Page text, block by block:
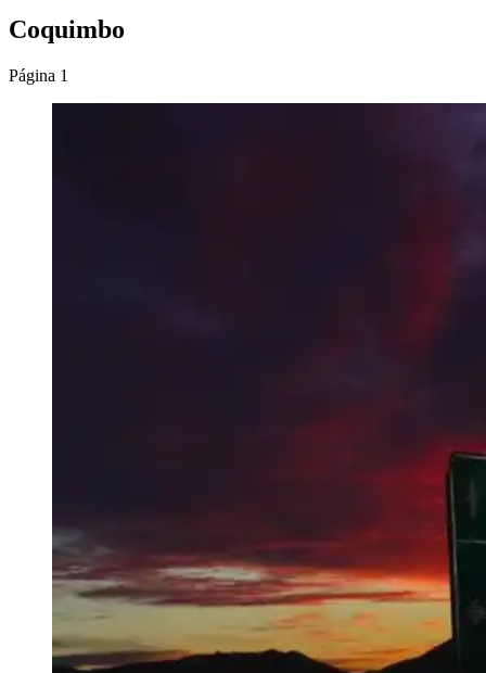
Coquimbo
Página 1